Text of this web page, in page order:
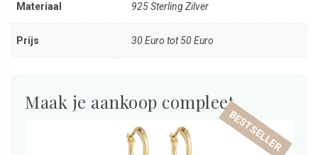
Materiaal 925 Sterling Zilver
Prijs 30 Euro tot 50 Euro
Maak je aankoop compleet
BESTSELLER